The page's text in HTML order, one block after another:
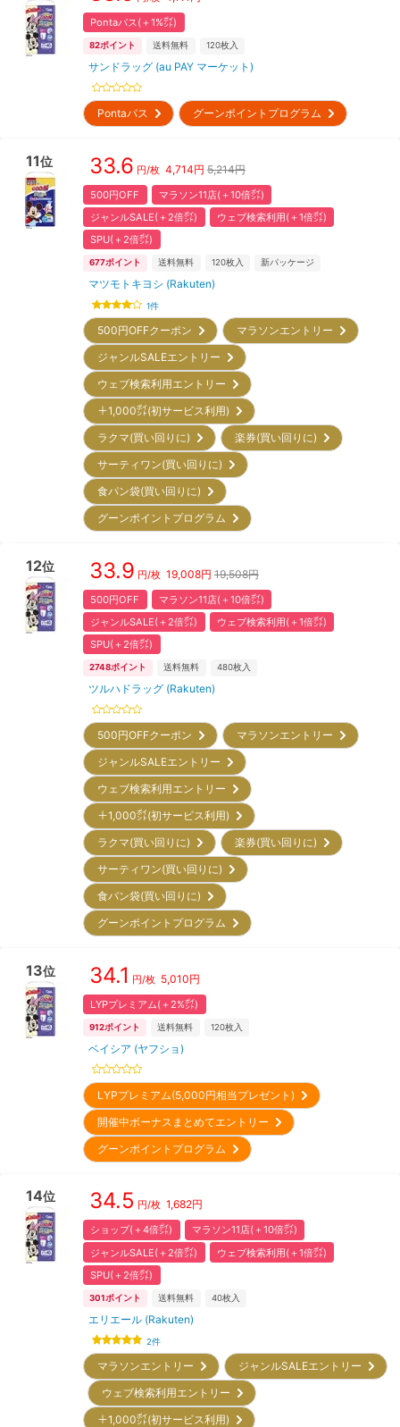
Pontaパス(＋1%㌽)
82ポイント 送料無料 120枚入
サンドラッグ (au PAY マーケット)
Pontaパス グーンポイントプログラム
11位 33.6 円/枚 4,714円 5,214円
500円OFF
マラソン11店(＋10倍㌽)
ジャンルSALE(＋2倍㌽)
ウェブ検索利用(＋1倍㌽)
SPU(＋2倍㌽)
677ポイント 送料無料 120枚入 新パッケージ
マツモトキヨシ (Rakuten)
1件
500円OFFクーポン
マラソンエントリー
ジャンルSALEエントリー
ウェブ検索利用エントリー
＋1,000㌽(初サービス利用)
ラクマ(買い回りに)
楽券(買い回りに)
サーティワン(買い回りに)
食パン袋(買い回りに)
グーンポイントプログラム
12位 33.9 円/枚 19,008円 19,508円
500円OFF
マラソン11店(＋10倍㌽)
ジャンルSALE(＋2倍㌽)
ウェブ検索利用(＋1倍㌽)
SPU(＋2倍㌽)
2748ポイント 送料無料 480枚入
ツルハドラッグ (Rakuten)
500円OFFクーポン
マラソンエントリー
ジャンルSALEエントリー
ウェブ検索利用エントリー
＋1,000㌽(初サービス利用)
ラクマ(買い回りに)
楽券(買い回りに)
サーティワン(買い回りに)
食パン袋(買い回りに)
グーンポイントプログラム
13位 34.1 円/枚 5,010円
LYPプレミアム(＋2%㌽)
912ポイント 送料無料 120枚入
ベイシア (ヤフショ)
LYPプレミアム(5,000円相当プレゼント)
開催中ボーナスまとめてエントリー
グーンポイントプログラム
14位 34.5 円/枚 1,682円
ショップ(＋4倍㌽)
マラソン11店(＋10倍㌽)
ジャンルSALE(＋2倍㌽)
ウェブ検索利用(＋1倍㌽)
SPU(＋2倍㌽)
301ポイント 送料無料 40枚入
エリエール (Rakuten)
2件
マラソンエントリー
ジャンルSALEエントリー
ウェブ検索利用エントリー
＋1,000㌽(初サービス利用)